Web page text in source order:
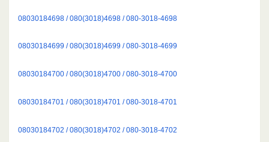
08030184698 / 080(3018)4698 / 080-3018-4698
08030184699 / 080(3018)4699 / 080-3018-4699
08030184700 / 080(3018)4700 / 080-3018-4700
08030184701 / 080(3018)4701 / 080-3018-4701
08030184702 / 080(3018)4702 / 080-3018-4702